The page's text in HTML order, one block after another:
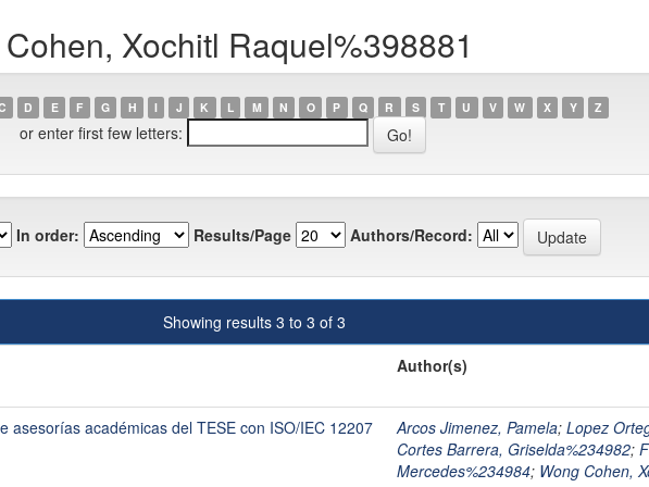
Xochitl Raquel%398881
D E F G H I J K L M N O P Q R S T U V W X Y Z
or enter first few letters:
In order: Results/Page Authors/Record:
Showing results 3 to 3 of 3
Author(s)
asesorías académicas del TESE con ISO/IEC 12207
Arcos Jimenez, Pamela; Lopez
Cortes Barrera, Griselda%234982;
Mercedes%234984; Wong Cohen,